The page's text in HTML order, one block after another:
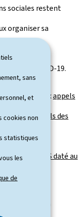
sans
et
cookies non
statistiques
les
de
sociales restent
organiser sa
la crise COVID-19.
seulement auxappels
soldes actuels des
mentions
du CCSS daté au
à la